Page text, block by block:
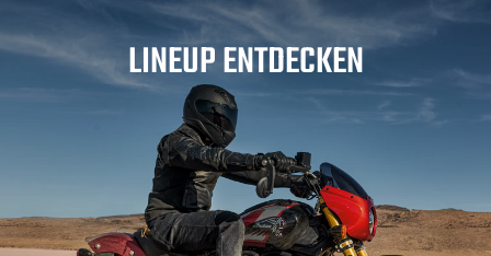
LINEUP ENTDECKEN